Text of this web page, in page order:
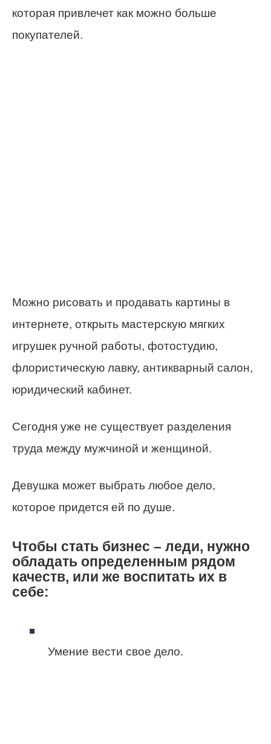
которая привлечет как можно больше
покупателей.
Можно рисовать и продавать картины в
интернете, открыть мастерскую мягких
игрушек ручной работы, фотостудию,
флористическую лавку, антикварный салон,
юридический кабинет.
Сегодня уже не существует разделения
труда между мужчиной и женщиной.
Девушка может выбрать любое дело,
которое придется ей по душе.
Чтобы стать бизнес – леди, нужно
обладать определенным рядом
качеств, или же воспитать их в
себе:
Умение вести свое дело.